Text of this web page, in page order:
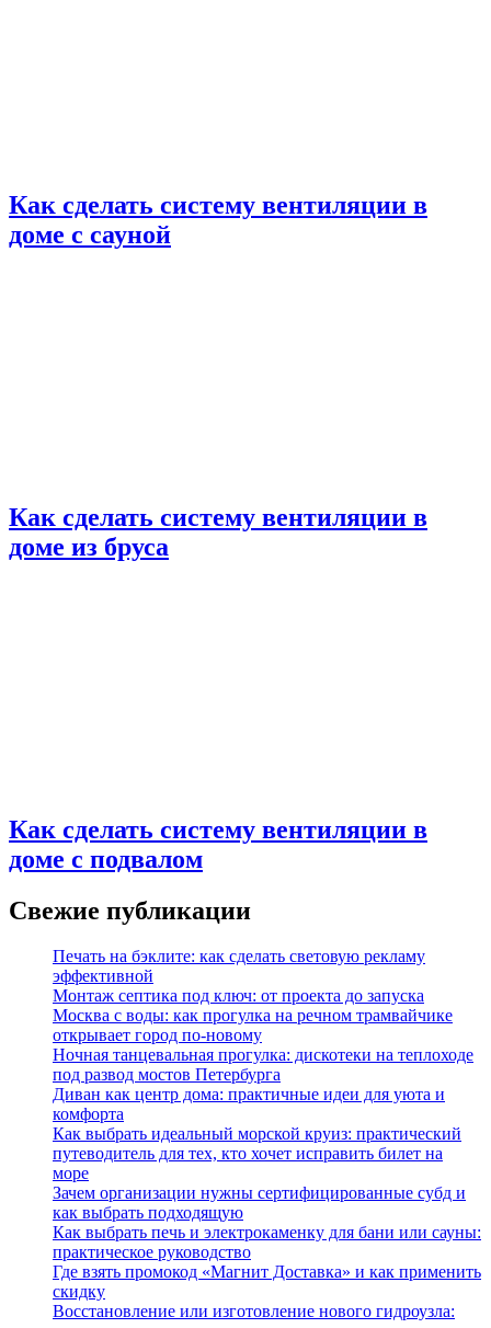
Как сделать систему вентиляции в
доме с сауной
Как сделать систему вентиляции в
доме из бруса
Как сделать систему вентиляции в
доме с подвалом
Свежие публикации
Печать на бэклите: как сделать световую рекламу
эффективной
Монтаж септика под ключ: от проекта до запуска
Москва с воды: как прогулка на речном трамвайчике
открывает город по‑новому
Ночная танцевальная прогулка: дискотеки на теплоходе
под развод мостов Петербурга
Диван как центр дома: практичные идеи для уюта и
комфорта
Как выбрать идеальный морской круиз: практический
путеводитель для тех, кто хочет исправить билет на
море
Зачем организации нужны сертифицированные субд и
как выбрать подходящую
Как выбрать печь и электрокаменку для бани или сауны:
практическое руководство
Где взять промокод «Магнит Доставка» и как применить
скидку
Восстановление или изготовление нового гидроузла: